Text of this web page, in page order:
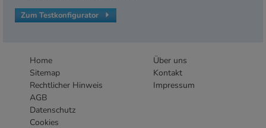
Zum Testkonfigurator
Home
Sitemap
Rechtlicher Hinweis
AGB
Datenschutz
Cookies
Über uns
Kontakt
Impressum